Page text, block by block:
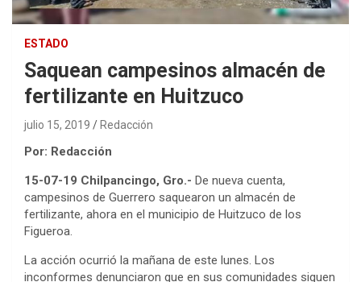
ESTADO
Saquean campesinos almacén de
fertilizante en Huitzuco
julio 15, 2019 Redacción
Por: Redacción
15-07-19 Chilpancingo, Gro.- De nueva cuenta,
campesinos de Guerrero saquearon un almacén de
fertilizante, ahora en el municipio de Huitzuco de los
Figueroa.
La acción ocurrió la mañana de este lunes. Los
inconformes denunciaron que en sus comunidades siguen